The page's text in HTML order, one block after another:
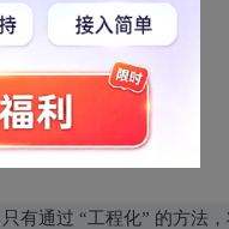
有通过 “工程化” 的方法，